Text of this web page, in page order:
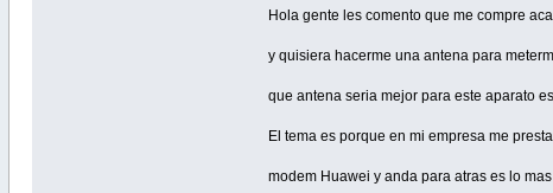
Hola gente les comento que me compre
y quisiera hacerme una antena para
que antena seria mejor para este aparato
El tema es porque en mi empresa me
modem Huawei y anda para atras es lo